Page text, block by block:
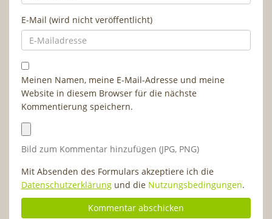
E-Mail (wird nicht veröffentlicht)
Meinen Namen, meine E-Mail-Adresse und meine
Website in diesem Browser für die nächste
Kommentierung speichern.
Bild zum Kommentar hinzufügen (JPG, PNG)
Mit Absenden des Formulars akzeptiere ich die
Datenschutzerklärung und die Nutzungsbedingungen.